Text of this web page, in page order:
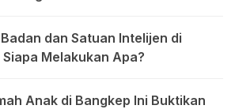
dan Satuan Intelijen di
Melakukan Apa?
Anak di Bangkep Ini Buktikan